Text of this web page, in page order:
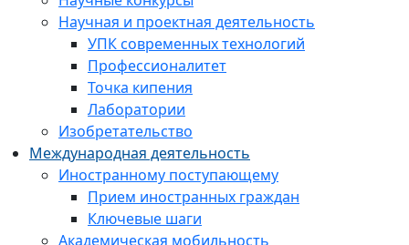
Научная и проектная деятельность
УПК современных технологий
Профессионалитет
Точка кипения
Лаборатории
Изобретательство
Международная деятельность
Иностранному поступающему
Прием иностранных граждан
Ключевые шаги
Академическая мобильность